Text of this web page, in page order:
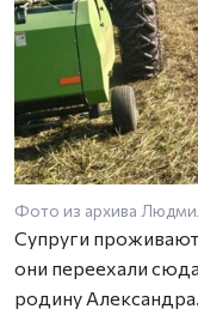
Фото из архива
Супруги
они переехали
родину